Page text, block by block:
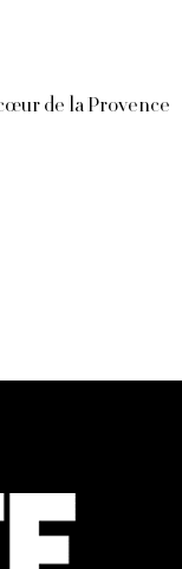
de la Provence